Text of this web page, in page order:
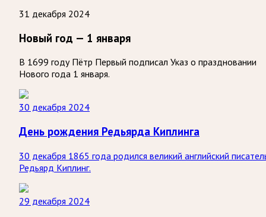
31 декабря 2024
Новый год — 1 января
В 1699 году Пётр Первый подписал Указ о праздновании
Нового года 1 января.
30 декабря 2024
День рождения Редьярда Киплинга
30 декабря 1865 года родился великий английский
Редьярд Киплинг.
29 декабря 2024